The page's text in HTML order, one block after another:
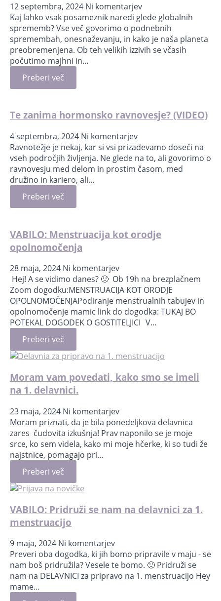
12 septembra, 2024 Ni komentarjev
Kaj lahko vsak posameznik naredi glede globalnih
sprememb? Vse več govorimo o podnebnih
spremembah, onesnaževanju, in kako je naša planeta
preobremenjena. Ob teh velikih izzivih se včasih
počutimo majhni in…
Preberi več
Te zanima hormonsko ravnovesje? (VIDEO)
4 septembra, 2024 Ni komentarjev
Ravnotežje je nekaj, kar si vsi prizadevamo doseči na
vseh področjih življenja. Ne glede na to, ali govorimo o
ravnovesju med delom in prostim časom, med
družino in kariero, ali…
Preberi več
VABILO: Menstruacija kot orodje
opolnomočenja
28 maja, 2024 Ni komentarjev
Hej! A se vidimo danes? 🙂 Ob 19h na brezplačnem
Zoom dogodku:MENSTRUACIJA KOT ORODJE
OPOLNOMOČENJAPodiranje menstrualnih tabujev in
opolnomočenje mamic link do dogodka: TUKAJ BO
POTEKAL DOGODEK O GOSTITELJICI V…
Preberi več
Moram vam povedati, kako smo se imeli
na 1. delavnici.
23 maja, 2024 Ni komentarjev
Moram priznati, da je bila ponedeljkova delavnica
zares čudovita izkušnja! Prav naponilo se je moje
srce, ko sem videla, kako mi moje hčerke, ki so tudi že
najstnice, pomagajo pri…
Preberi več
VABILO: Pridruži se nam na delavnici za 1.
menstruacijo
9 maja, 2024 Ni komentarjev
Preveri oba dogodka, ki jih bomo pripravile v maju - se
nam boš pridružila? Vesele te bomo. 🙂 Pridruži se
nam na DELAVNICI za pripravo na 1. menstruacijo Hey
mame…